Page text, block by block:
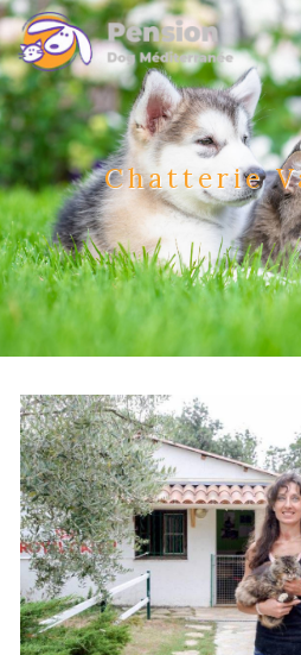
Panneau de gestion des cookies
Chatterie